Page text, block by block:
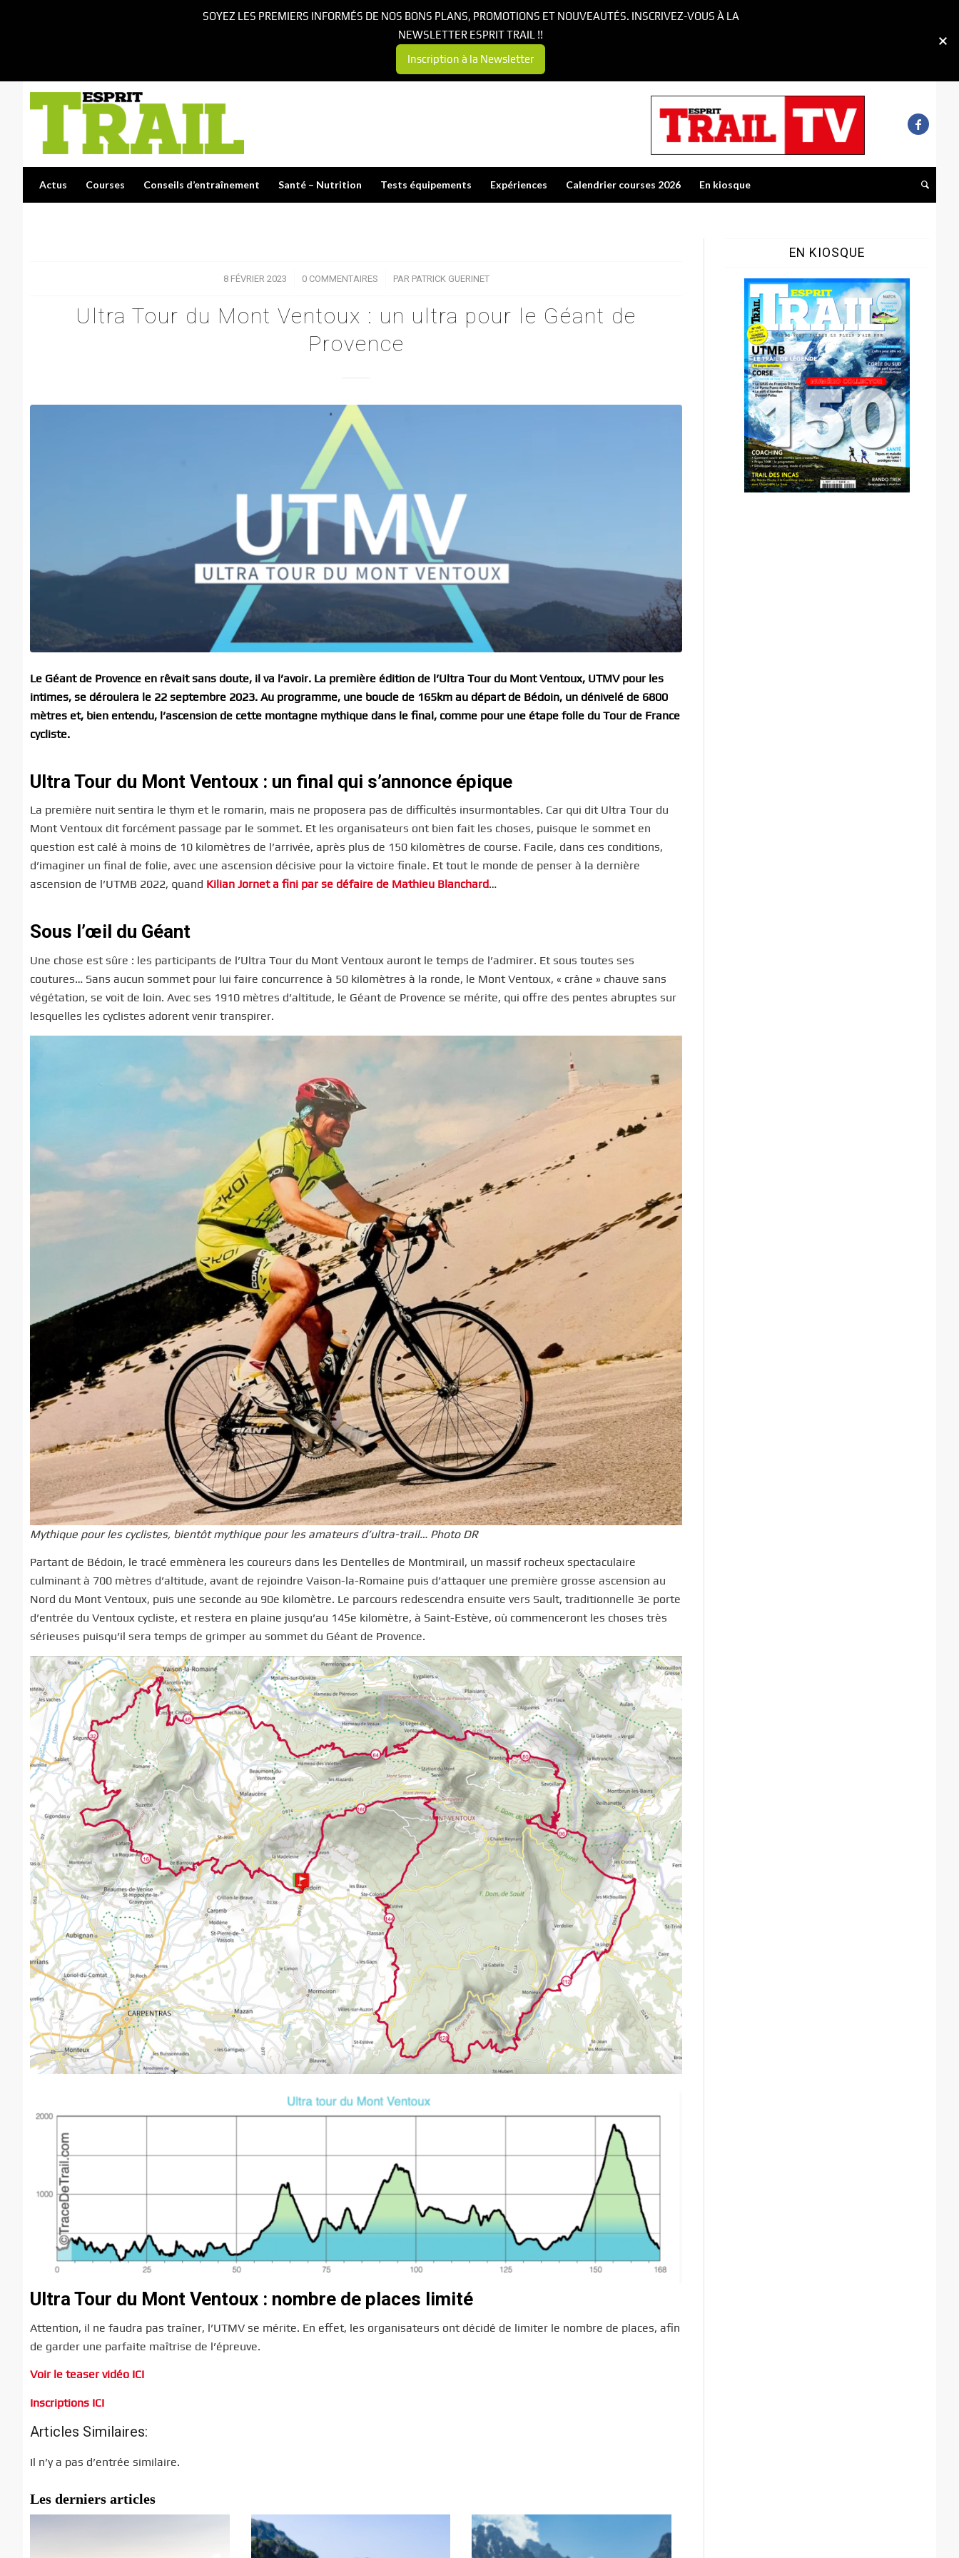
Actus Courses Conseils d’entraînement Santé – Nutrition Tests équipements Expériences Calendrier courses 2026 En kiosque
8 FÉVRIER 2023
/ 0 COMMENTAIRES
/ PAR PATRICK GUERINET
Ultra Tour du Mont Ventoux : un ultra pour le Géant de
Provence
Le Géant de Provence en rêvait sans doute, il va l’avoir. La première édition de l’Ultra Tour du Mont Ventoux, UTMV pour les
intimes, se déroulera le 22 septembre 2023. Au programme, une boucle de 165km au départ de Bédoin, un dénivelé de 6800
mètres et, bien entendu, l’ascension de cette montagne mythique dans le final, comme pour une étape folle du Tour de France
cycliste.
Ultra Tour du Mont Ventoux : un final qui s’annonce épique
La première nuit sentira le thym et le romarin, mais ne proposera pas de difficultés insurmontables. Car qui dit Ultra Tour du
Mont Ventoux dit forcément passage par le sommet. Et les organisateurs ont bien fait les choses, puisque le sommet en
question est calé à moins de 10 kilomètres de l’arrivée, après plus de 150 kilomètres de course. Facile, dans ces conditions,
d’imaginer un final de folie, avec une ascension décisive pour la victoire finale. Et tout le monde de penser à la dernière
ascension de l’UTMB 2022, quand Kilian Jornet a fini par se défaire de Mathieu Blanchard…
Sous l’œil du Géant
Une chose est sûre : les participants de l’Ultra Tour du Mont Ventoux auront le temps de l’admirer. Et sous toutes ses
coutures… Sans aucun sommet pour lui faire concurrence à 50 kilomètres à la ronde, le Mont Ventoux, « crâne » chauve sans
végétation, se voit de loin. Avec ses 1910 mètres d’altitude, le Géant de Provence se mérite, qui offre des pentes abruptes sur
lesquelles les cyclistes adorent venir transpirer.
Mythique pour les cyclistes, bientôt mythique pour les amateurs d’ultra-trail… Photo DR
Partant de Bédoin, le tracé emmènera les coureurs dans les Dentelles de Montmirail, un massif rocheux spectaculaire
culminant à 700 mètres d’altitude, avant de rejoindre Vaison-la-Romaine puis d’attaquer une première grosse ascension au
Nord du Mont Ventoux, puis une seconde au 90e kilomètre. Le parcours redescendra ensuite vers Sault, traditionnelle 3e porte
d’entrée du Ventoux cycliste, et restera en plaine jusqu’au 145e kilomètre, à Saint-Estève, où commenceront les choses très
sérieuses puisqu’il sera temps de grimper au sommet du Géant de Provence.
Ultra Tour du Mont Ventoux : nombre de places limité
Attention, il ne faudra pas traîner, l’UTMV se mérite. En effet, les organisateurs ont décidé de limiter le nombre de places, afin
de garder une parfaite maîtrise de l’épreuve.
Voir le teaser vidéo ICI
Inscriptions ICI
Articles Similaires:
Il n’y a pas d’entrée similaire.
Les derniers articles
EN KIOSQUE
SOYEZ LES PREMIERS INFORMÉS DE NOS BONS PLANS, PROMOTIONS ET NOUVEAUTÉS. INSCRIVEZ-VOUS À LA
NEWSLETTER ESPRIT TRAIL !!
Inscription à la Newsletter